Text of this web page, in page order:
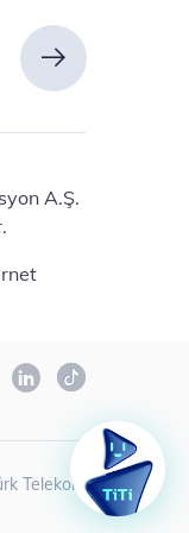
A.Ş.
Telekom